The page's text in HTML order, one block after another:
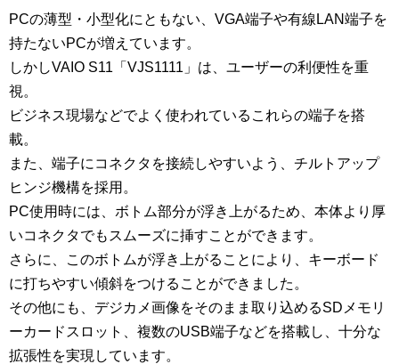
PCの薄型・小型化にともない、VGA端子や有線LAN端子を
持たないPCが増えています。
しかしVAIO S11「VJS1111」 は、ユーザーの利便性を重
視。
ビジネス現場などでよく使われているこれらの端子を搭
載。
また、端子にコネクタを接続しやすいよう、チルトアップ
ヒンジ機構を採用。
PC使用時には、ボトム部分が浮き上がるため、本体より厚
いコネクタでもスムーズに挿すことができます。
さらに、このボトムが浮き上がることにより、キーボード
に打ちやすい傾斜をつけることができました。
その他にも、デジカメ画像をそのまま取り込めるSDメモリ
ーカードスロット、複数のUSB端子などを搭載し、十分な
拡張性を実現しています。